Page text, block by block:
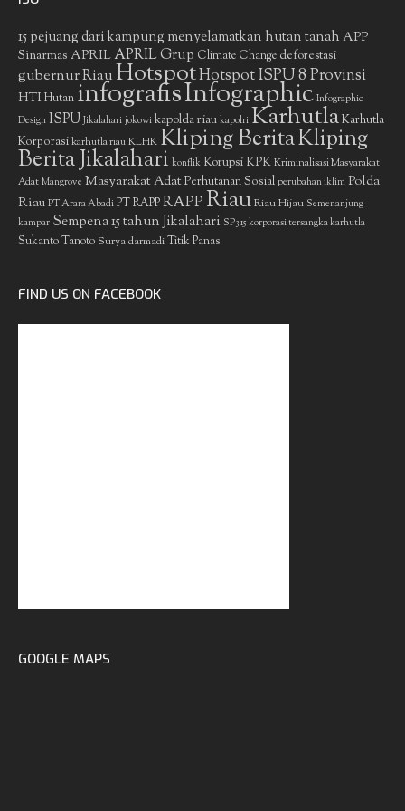
15 pejuang dari kampung menyelamatkan hutan tanah APP
Sinarmas APRIL APRIL Grup Climate Change deforestasi
gubernur RiauHotspotHotspot ISPU 8 Provinsi
HTIHutan infografisInfographic Infographic
Design ISPU Jikalahari jokowi kapolda riau kapolri KarhutlaKarhutla
Korporasikarhutla riauKLHKKliping BeritaKliping
Berita Jikalahari konflik Korupsi KPKKriminalisasi Masyarakat
Adat Mangrove Masyarakat AdatPerhutanan Sosial perubahan iklim Polda
Riau PT Arara Abadi PT RAPPRAPPRiauRiau Hijau Semenanjung
kampar Sempena 15 tahun Jikalahari SP3 15 korporasi tersangka karhutla
Sukanto Tanoto Surya darmadiTitik Panas
FIND US ON FACEBOOK
GOOGLE MAPS